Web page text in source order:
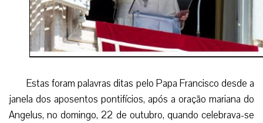
Estas foram palavras ditas pelo Papa Francisco desde a
janela dos aposentos pontifícios, após a oração mariana do
Angelus, no domingo, 22 de outubro, quando celebrava-se